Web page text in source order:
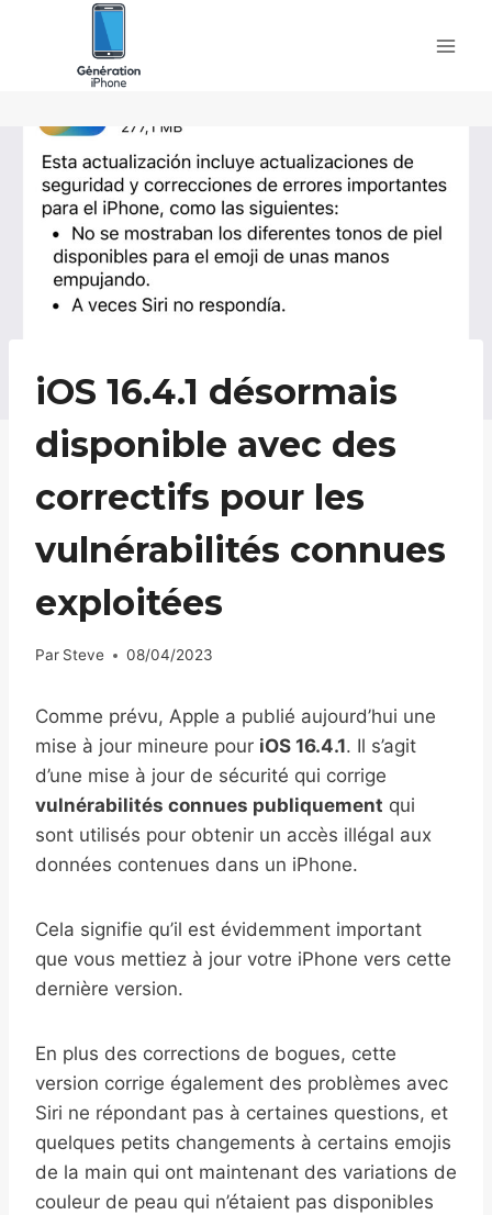
iOS 16.4.1 désormais
disponible avec des
correctifs pour les
vulnérabilités connues
exploitées
Par Steve 08/04/2023
Comme prévu, Apple a publié aujourd’hui une
mise à jour mineure pour iOS 16.4.1. Il s’agit
d’une mise à jour de sécurité qui corrige
vulnérabilités connues publiquement qui
sont utilisés pour obtenir un accès illégal aux
données contenues dans un iPhone.
Cela signifie qu’il est évidemment important
que vous mettiez à jour votre iPhone vers cette
dernière version.
En plus des corrections de bogues, cette
version corrige également des problèmes avec
Siri ne répondant pas à certaines questions, et
quelques petits changements à certains emojis
de la main qui ont maintenant des variations de
couleur de peau qui n’étaient pas disponibles